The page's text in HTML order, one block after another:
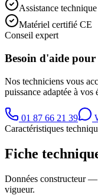
Assistance technique
Matériel certifié CE
Conseil expert
Besoin d'aide
Nos techniciens vous
puissance adaptée à
01 87 66 21 39
Caractéristiques
Fiche
Données constructeur —
vigueur.